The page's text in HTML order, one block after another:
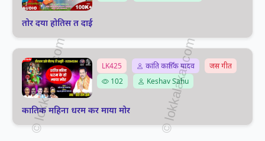
तोर दया होतिस त दाई
LK425 कांति कार्तिक यादव
जस गीत
102
Keshav Sahu
कातिक महिना धरम कर माया मोर